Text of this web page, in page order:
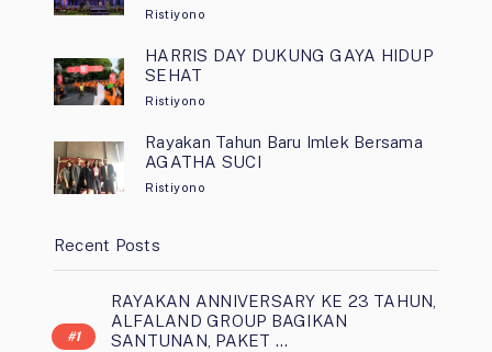
Ristiyono
HARRIS DAY DUKUNG GAYA HIDUP
SEHAT
Ristiyono
Rayakan Tahun Baru Imlek Bersama
AGATHA SUCI
Ristiyono
Recent Posts
RAYAKAN ANNIVERSARY KE 23 TAHUN,
ALFALAND GROUP BAGIKAN
SANTUNAN, PAKET …